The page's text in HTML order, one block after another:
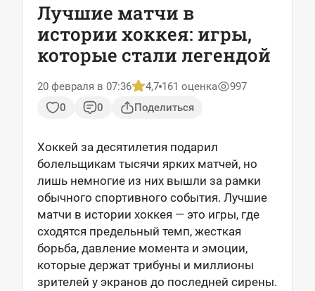
Лучшие матчи в
истории хоккея: игры,
которые стали легендой
20 февраля в 07:36 4,7 161 оценка
997
0
0 Поделиться
Хоккей за десятилетия подарил
болельщикам тысячи ярких матчей, но
лишь немногие из них вышли за рамки
обычного спортивного события. Лучшие
матчи в истории хоккея — это игры, где
сходятся предельный темп, жесткая
борьба, давление момента и эмоции,
которые держат трибуны и миллионы
зрителей у экранов до последней сирены.